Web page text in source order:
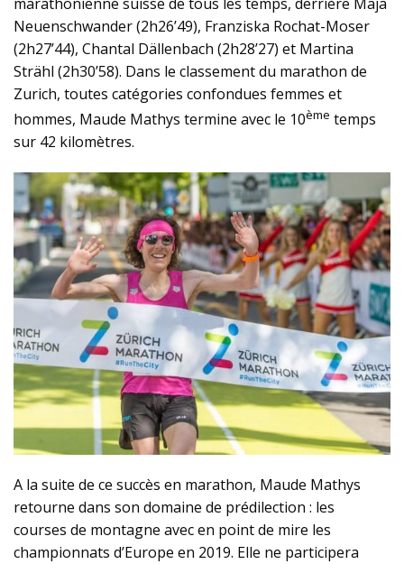
Neuenschwander (2h26’49), Franziska Rochat-Moser
(2h27’44), Chantal Dällenbach (2h28’27) et Martina
Strähl (2h30’58). Dans le classement du marathon de
Zurich, toutes catégories confondues femmes et
hommes, Maude Mathys termine avec le 10ème temps
sur 42 kilomètres.
A la suite de ce succès en marathon, Maude Mathys
retourne dans son domaine de prédilection : les
courses de montagne avec en point de mire les
championnats d’Europe en 2019. Elle ne participera